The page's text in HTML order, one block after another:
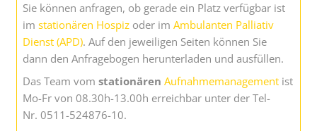
Sie können anfragen, ob gerade ein Platz verfügbar ist
imstationären Hospiz oder imAmbulanten Palliativ
Dienst (APD). Auf den jeweiligen Seiten können Sie
dann den Anfragebogen herunterladen und ausfüllen.
Das Team vomstationärenAufnahmemanagement ist
Mo-Fr von 08.30h-13.00h erreichbar unter der Tel-
Nr. 0511-524876-10.